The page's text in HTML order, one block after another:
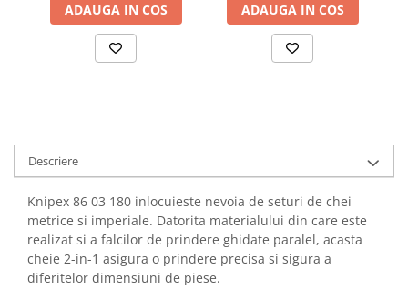
Sigurante Automate
Sigurante Fuzibile
Sigurante Diferentiale RCBO
Descarcatoare de Supratensiune
Contactoare
Tablouri Electrice
Accesorii Tablouri Electrice
Stabilizatoare de Tensiune
ADAUGA IN COS ADAUGA IN COS
Descriere
Knipex 86 03 180 inlocuieste nevoia de seturi de chei
metrice si imperiale. Datorita materialului din care este
realizat si a falcilor de prindere ghidate paralel, acasta
cheie 2-in-1 asigura o prindere precisa si sigura a
diferitelor dimensiuni de piese.